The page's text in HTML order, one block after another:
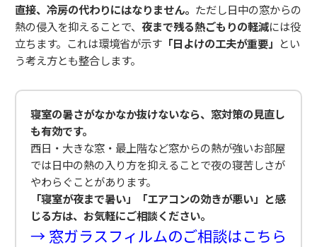
直接、冷房の代わりにはなりません。 ただし日中の窓からの
熱の侵入を抑えることで、 夜まで残る熱ごもりの軽減には役
立ちます。これは環境省が示す 「日よけの工夫が重要」 とい
う考え方とも整合します。
寝室の暑さがなかなか抜けないなら、窓対策の見直し
も有効です。
西日・大きな窓・最上階など窓からの熱が強いお部屋
では日中の熱の入り方を抑えることで夜の寝苦しさが
やわらぐことがあります。
「寝室が夜まで暑い」「エアコンの効きが悪い」と感
じる方は、お気軽にご相談ください。
→ 窓ガラスフィルムのご相談はこちら